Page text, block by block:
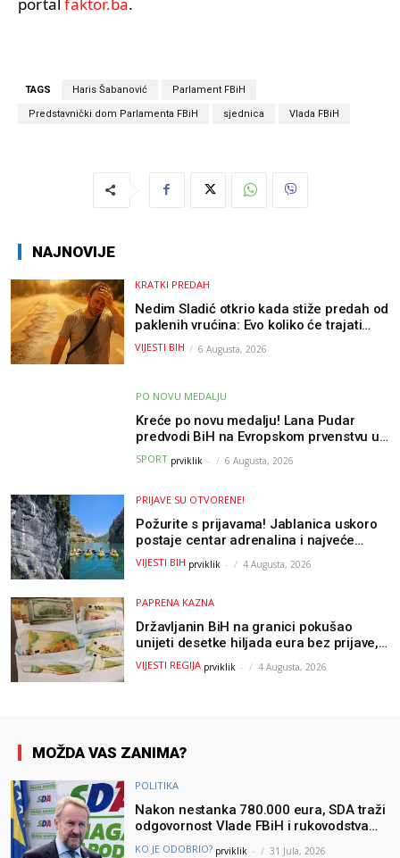
TAGS Haris Šabanović Parlament FBiH
Predstavnički dom Parlamenta FBiH sjednica Vlada FBiH
NAJNOVIJE
KRATKI PREDAH
Nedim Sladić otkrio kada stiže predah od
paklenih vrućina: Evo koliko će trajati
osvježenje u BiH
VIJESTI BIH 6 Augusta, 2026
PO NOVU MEDALJU
Kreće po novu medalju! Lana Pudar
predvodi BiH na Evropskom prvenstvu u
Parizu
SPORT prviklik - 6 Augusta, 2026
PRIJAVE SU OTVORENE!
Požurite s prijavama! Jablanica uskoro
postaje centar adrenalina i najveće
outdoor avanture ovog ljeta
VIJESTI BIH prviklik - 4 Augusta, 2026
PAPRENA KAZNA
Državljanin BiH na granici pokušao
unijeti desetke hiljada eura bez prijave,
uslijedila “paprena” kazna
VIJESTI REGIJA prviklik - 4 Augusta, 2026
MOŽDA VAS ZANIMA?
POLITIKA
Nakon nestanka 780.000 eura, SDA traži
odgovornost Vlade FBiH i rukovodstva
Igmana
KO JE ODOBRIO? prviklik - 31 Jula, 2026